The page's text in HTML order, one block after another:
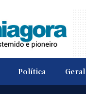
Política Geral